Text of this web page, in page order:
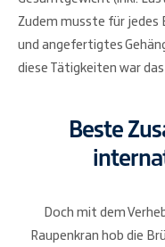
Zudem musste für jedes
und angefertigtes
diese Tätigkeiten war
Beste
Doch mit dem
Raupenkran hob die